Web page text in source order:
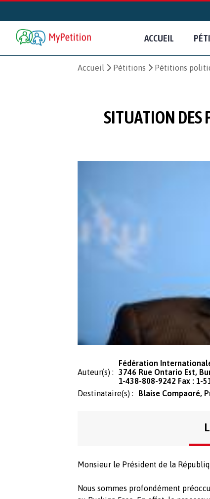
ACCUEIL
Accueil Pétitions Pétitions
SITUATION DES
Auteur(s) :
Fédération
3746 Rue Ontario Est,
1-438-808-9242 Fax : 1-
Destinataire(s) :
Blaise Compaoré,
Monsieur le Président de la
Nous sommes profondément